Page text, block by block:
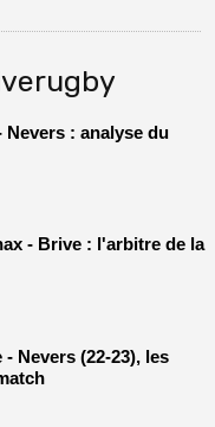
Nevers : analyse du
- Brive : l'arbitre de la
- Nevers (22-23), les